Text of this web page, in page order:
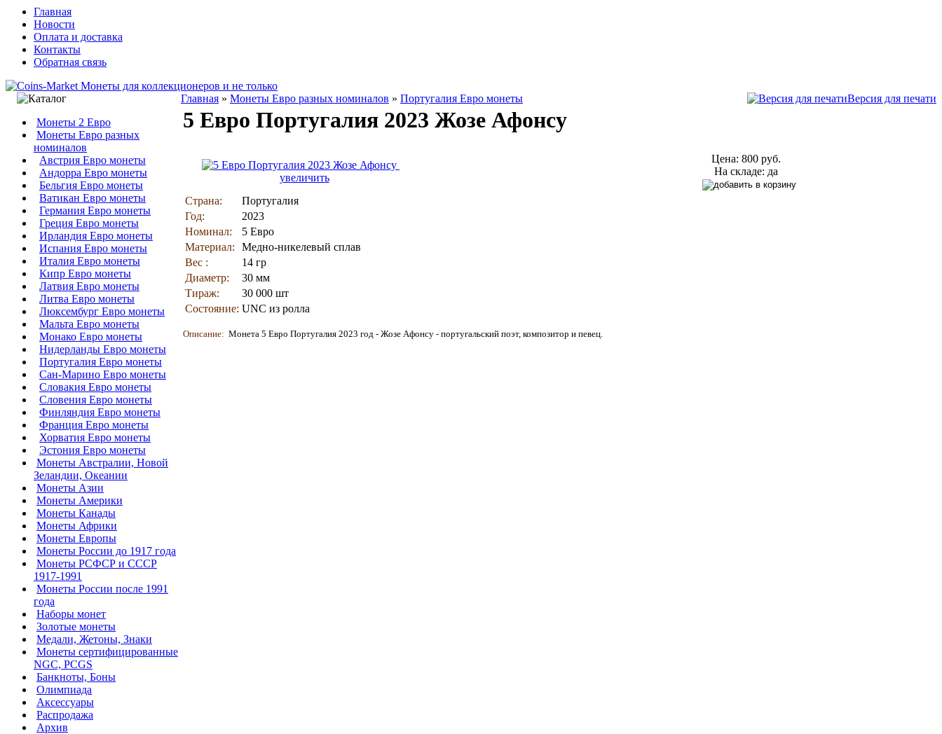
Главная
Новости
Оплата и доставка
Контакты
Обратная связь
Монеты 2 Евро
Монеты Евро разных
номиналов
Австрия Евро монеты
Андорра Евро монеты
Бельгия Евро монеты
Ватикан Евро монеты
Германия Евро монеты
Греция Евро монеты
Ирландия Евро монеты
Испания Евро монеты
Италия Евро монеты
Кипр Евро монеты
Латвия Евро монеты
Литва Евро монеты
Люксембург Евро монеты
Мальта Евро монеты
Монако Евро монеты
Нидерланды Евро монеты
Португалия Евро монеты
Сан-Марино Евро монеты
Словакия Евро монеты
Словения Евро монеты
Финляндия Евро монеты
Франция Евро монеты
Хорватия Евро монеты
Эстония Евро монеты
Монеты Австралии, Новой
Зеландии, Океании
Монеты Азии
Монеты Америки
Монеты Канады
Монеты Африки
Монеты Европы
Монеты России до 1917 года
Монеты РСФСР и СССР
1917-1991
Монеты России после 1991
года
Наборы монет
Золотые монеты
Медали, Жетоны, Знаки
Монеты сертифицированные
NGC, PCGS
Банкноты, Боны
Олимпиада
Аксессуары
Распродажа
Архив
Главная » Монеты Евро разных номиналов » Португалия Евро монеты Версия для печати
5 Евро Португалия 2023 Жозе Афонсу
увеличить
Цена: 800 руб.
На складе: да
Страна:
Португалия
Год:
2023
Номинал:
5 Евро
Материал:
Медно-никелевый сплав
Вес :
14 гр
Диаметр:
30 мм
Тираж:
30 000 шт
Состояние: UNC из ролла
Описание: Монета 5 Евро Португалия 2023 год - Жозе Афонсу - португальский поэт, композитор и певец.